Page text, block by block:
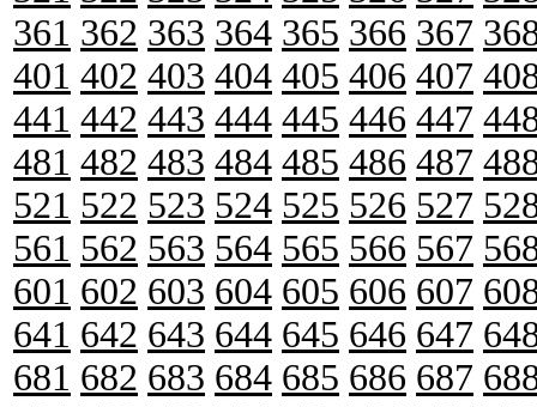
361 362 363 364 365 366 367
401 402 403 404 405 406 407
441 442 443 444 445 446 447
481 482 483 484 485 486 487
521 522 523 524 525 526 527
561 562 563 564 565 566 567
601 602 603 604 605 606 607
641 642 643 644 645 646 647
681 682 683 684 685 686 687